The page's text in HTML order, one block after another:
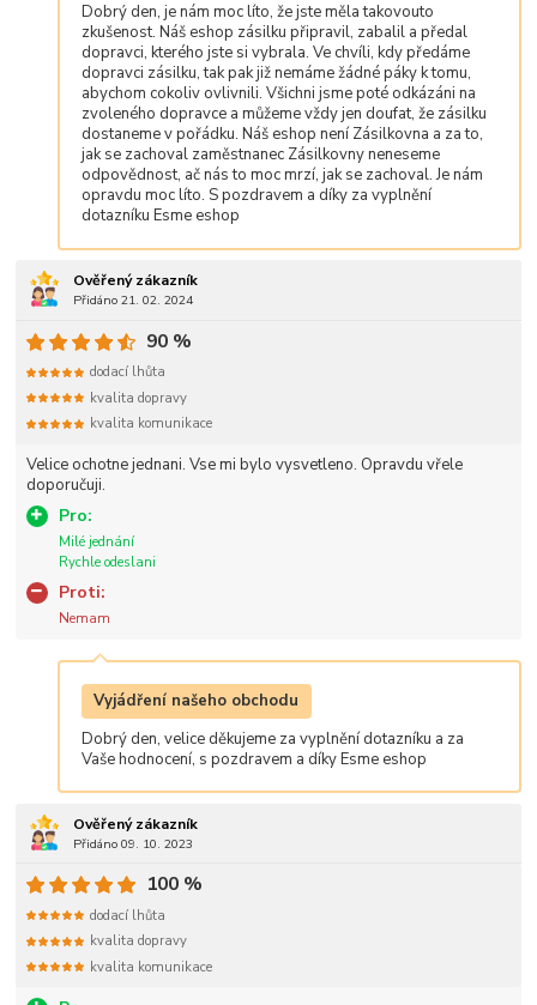
Dobrý den, je nám moc líto, že jste měla takovouto
zkušenost. Náš eshop zásilku připravil, zabalil a předal
dopravci, kterého jste si vybrala. Ve chvíli, kdy předáme
dopravci zásilku, tak pak již nemáme žádné páky k tomu,
abychom cokoliv ovlivnili. Všichni jsme poté odkázáni na
zvoleného dopravce a můžeme vždy jen doufat, že zásilku
dostaneme v pořádku. Náš eshop není Zásilkovna a za to,
jak se zachoval zaměstnanec Zásilkovny neneseme
odpovědnost, ač nás to moc mrzí, jak se zachoval. Je nám
opravdu moc líto. S pozdravem a díky za vyplnění
dotazníku Esme eshop
Ověřený zákazník
Přidáno 21. 02. 2024
Velice ochotne jednani. Vse mi bylo vysvetleno. Opravdu vřele
doporučuji.
Pro:
Milé jednání
Rychle odeslani
Proti:
Nemam
90 %
dodací lhůta
kvalita dopravy
kvalita komunikace
Vyjádření našeho obchodu
Dobrý den, velice děkujeme za vyplnění dotazníku a za
Vaše hodnocení, s pozdravem a díky Esme eshop
Ověřený zákazník
Přidáno 09. 10. 2023
100 %
dodací lhůta
kvalita dopravy
kvalita komunikace